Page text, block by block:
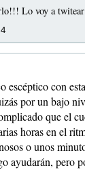
Lo voy a
escéptico con
por un bajo
que el
horas en el
o unos
ayudarán, pero